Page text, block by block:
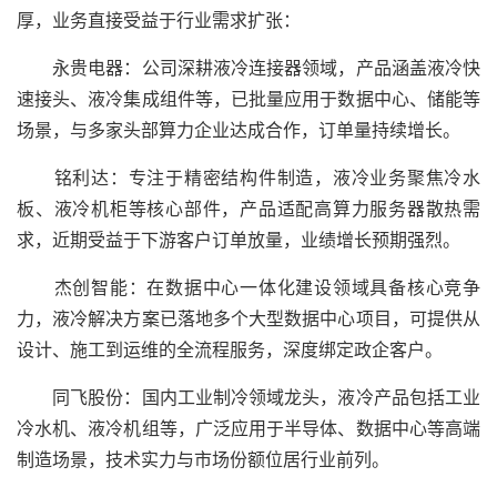
厚，业务直接受益于行业需求扩张：
永贵电器：公司深耕液冷连接器领域，产品涵盖液冷快
速接头、液冷集成组件等，已批量应用于数据中心、储能等
场景，与多家头部算力企业达成合作，订单量持续增长。
铭利达：专注于精密结构件制造，液冷业务聚焦冷水
板、液冷机柜等核心部件，产品适配高算力服务器散热需
求，近期受益于下游客户订单放量，业绩增长预期强烈。
杰创智能：在数据中心一体化建设领域具备核心竞争
力，液冷解决方案已落地多个大型数据中心项目，可提供从
设计、施工到运维的全流程服务，深度绑定政企客户。
同飞股份：国内工业制冷领域龙头，液冷产品包括工业
冷水机、液冷机组等，广泛应用于半导体、数据中心等高端
制造场景，技术实力与市场份额位居行业前列。